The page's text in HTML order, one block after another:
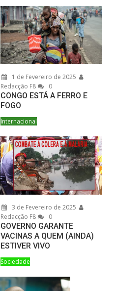
1 de Fevereiro de 2025
Redacção F8
0
CONGO ESTÁ A FERRO E
FOGO
Internacional
3 de Fevereiro de 2025
Redacção F8
0
GOVERNO GARANTE
VACINAS A QUEM (AINDA)
ESTIVER VIVO
Sociedade